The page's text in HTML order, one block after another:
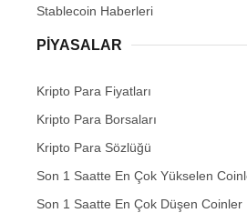
Stablecoin Haberleri
PIYASALAR
Kripto Para Fiyatları
Kripto Para Borsaları
Kripto Para Sözlüğü
Son 1 Saatte En Çok Yükselen
Son 1 Saatte En Çok Düşen Coinler